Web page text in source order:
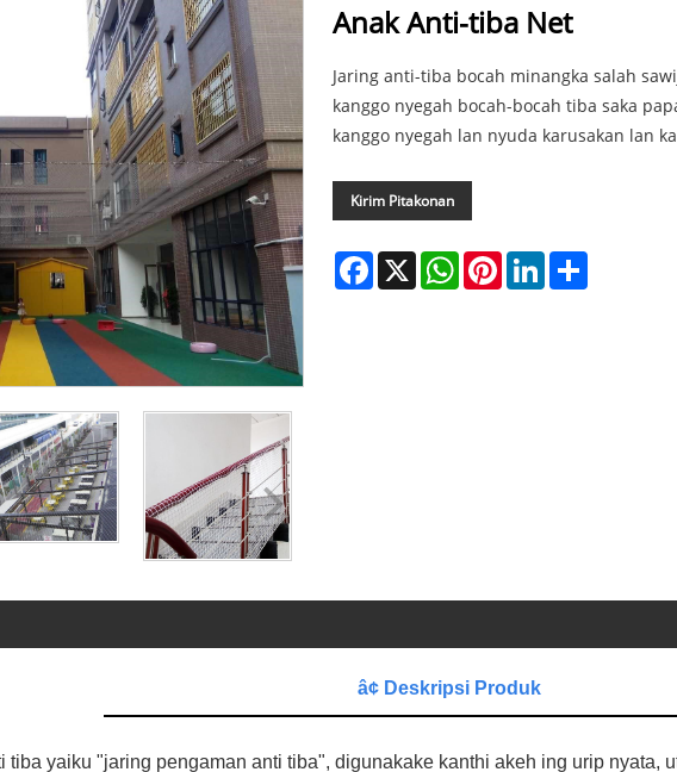
Anak Anti-tiba Net
Jaring anti-tiba bocah minangka salah
kanggo nyegah bocah-bocah tiba saka
kanggo nyegah lan nyuda karusakan lan
Kirim Pitakonan
Facebook
X WhatsAppPinterestLinkedIn
â¢ Deskripsi Produk
tiba yaiku "jaring pengaman anti tiba", digunakake kanthi akeh ing urip nyata,